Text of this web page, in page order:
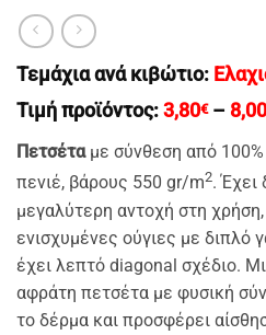
Τεμάχια ανά κιβώτιο:
Τιμή προϊόντος: 3,80€ – 8,00
Πετσέταμε σύνθεση από 100%
πενιέ, βάρους 550 gr/m2. Έχει
μεγαλύτερη αντοχή στη
ενισχυμένες ούγιες με διπλό
έχει λεπτό diagonal σχέδιο.
αφράτη πετσέτα με φυσική
το δέρμα και προσφέρει